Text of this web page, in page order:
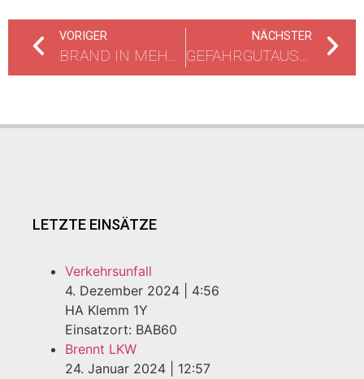
VORIGER
BRAND IN MEHRFAMILIENHAUS
NÄCHSTER
GEFAHRGUTAUSTRITT
LETZTE EINSÄTZE
Verkehrsunfall
4. Dezember 2024
4:56
HA Klemm 1Y
Einsatzort: BAB60
Brennt LKW
24. Januar 2024
12:57